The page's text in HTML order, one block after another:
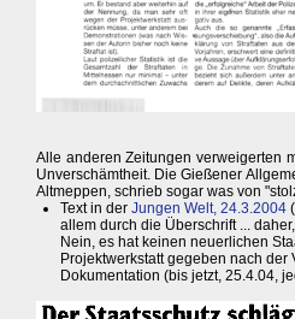
Alle anderen Zeitungen verweigerten
Unverschämtheit. Die Gießener
Altmeppen, schrieb sogar was von
Text in der Jungen Welt, 24.3.2004
allem durch die Überschrift ...
Nein, es hat keinen neuerlichen
Projektwerkstatt gegeben nach der
Dokumentation (bis jetzt, 25.4.04,